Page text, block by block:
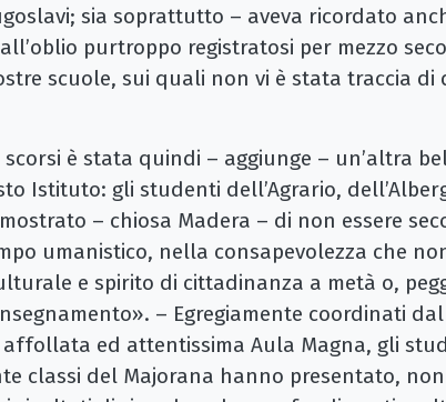
sia soprattutto – aveva ricordato
purtroppo registratosi per mezzo
scuole, sui quali non vi è stata traccia di
è stata quindi – aggiunge – un’altra
Istituto: gli studenti dell’Agrario,
– chiosa Madera – di non essere
umanistico, nella consapevolezza che
e spirito di cittadinanza a metà o,
– Egregiamente coordinati
affollata ed attentissima Aula Magna, gli
classi del Majorana hanno presentato,